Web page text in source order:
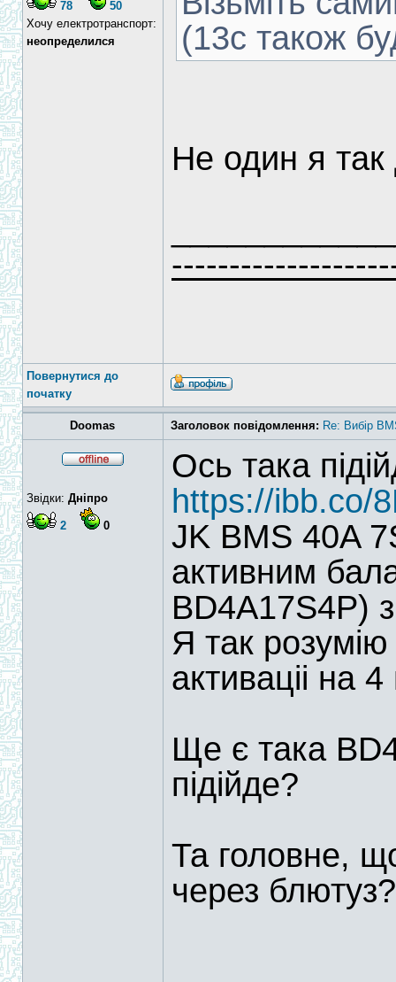
78
50
Хочу електротранспорт:
неопределился
(13с також
Не один я
Повернутися до
початку
Doomas Заголовок повідомлення: Re: Вибір
Звідки: Дніпро
2 0
Ось така
https://ibb.co/
JK BMS 40A
активним
BD4A17S4P)
Я так
активаціі на
Ще є така
підійде?
Та головне,
через